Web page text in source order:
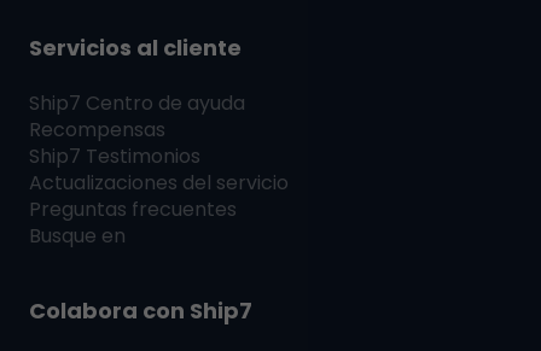
Servicios al cliente
Ship7 Centro de ayuda
Recompensas
Ship7 Testimonios
Actualizaciones del servicio
Preguntas frecuentes
Busque en
Colabora con Ship7